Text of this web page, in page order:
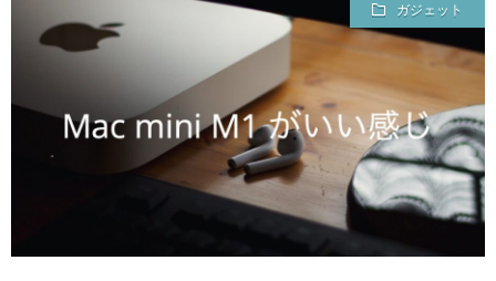
ジ
ッ
ト
グ
メ
行・
散
こ
の
ガジェット